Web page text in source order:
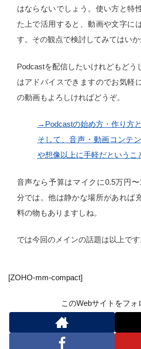
はならないでしょう。使い方と特
た上で活用すると、動画や文字に
す。その観点で検討してみてはいか
Podcastを配信したいけれどもど
はアドバイスできますのでお気軽
の動画もよろしければどうぞ。
→Podcastの始め方・作り方
そして、音声・動画コンテ
や想像以上に手軽だというこ
音声なら予算はマイクに0.5万円
分では。他は静かな場所があれば
料の物もありますしね。
では今回のメインの話題は以上です
[ZOHO-mm-compact]
このWebサイトをフォ